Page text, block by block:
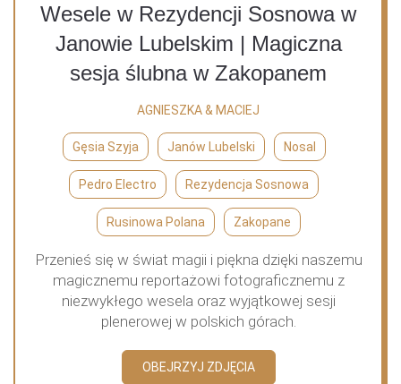
Wesele w Rezydencji Sosnowa w
Janowie Lubelskim | Magiczna
sesja ślubna w Zakopanem
AGNIESZKA & MACIEJ
Gęsia Szyja Janów Lubelski Nosal
Pedro Electro Rezydencja Sosnowa
Rusinowa Polana Zakopane
Przenieś się w świat magii i piękna dzięki naszemu
magicznemu reportażowi fotograficznemu z
niezwykłego wesela oraz wyjątkowej sesji
plenerowej w polskich górach.
OBEJRZYJ ZDJĘCIA